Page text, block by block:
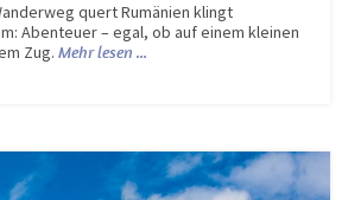
quert Rumänien klingt
Abenteuer – egal, ob auf einem kleinen
Zug. Mehr lesen ...